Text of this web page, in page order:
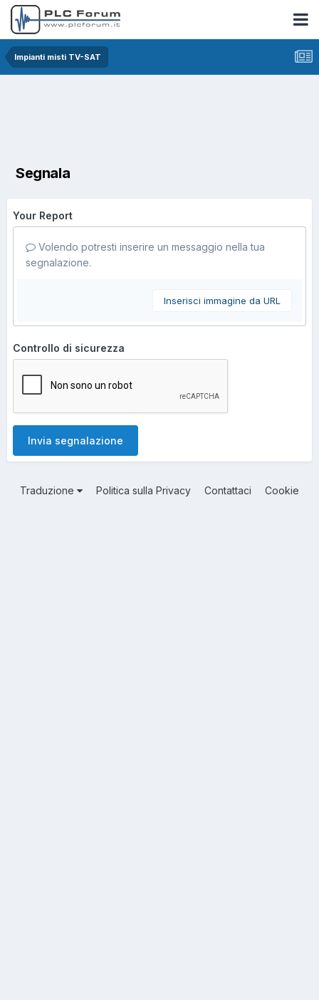
Impianti misti TV-SAT
Segnala
Your Report
Volendo potresti inserire un messaggio nella tua
segnalazione.
Inserisci immagine da URL
Controllo di sicurezza
Invia segnalazione
Traduzione Politica sulla Privacy Contattaci Cookie